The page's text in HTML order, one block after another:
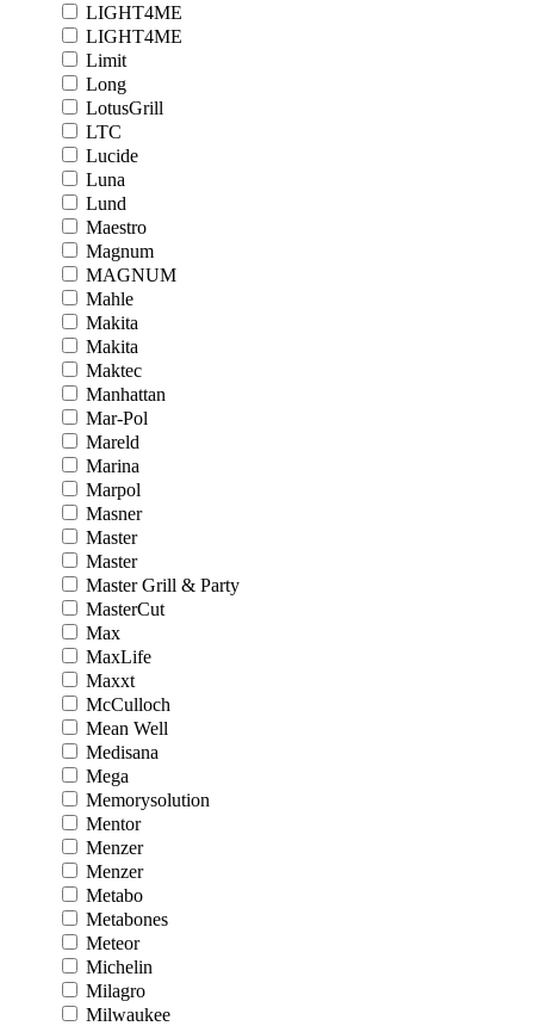
LIGHT4ME
LIGHT4ME
Limit
Long
LotusGrill
LTC
Lucide
Luna
Lund
Maestro
Magnum
MAGNUM
Mahle
Makita
Makita
Maktec
Manhattan
Mar-Pol
Mareld
Marina
Marpol
Masner
Master
Master
Master Grill & Party
MasterCut
Max
MaxLife
Maxxt
McCulloch
Mean Well
Medisana
Mega
Memorysolution
Mentor
Menzer
Menzer
Metabo
Metabones
Meteor
Michelin
Milagro
Milwaukee